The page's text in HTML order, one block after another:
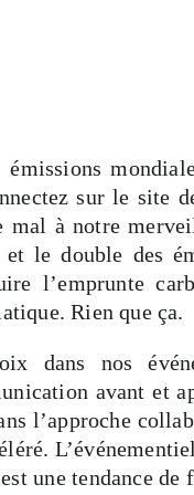
sur le site
mal à notre
le double des
l’emprunte
Rien que ça.
dans nos
avant et
l’approche
une tendance de